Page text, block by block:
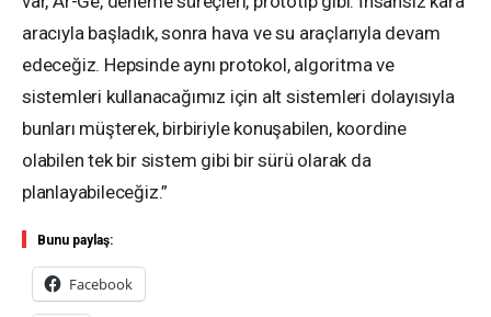
aracıyla başladık, sonra hava ve su araçlarıyla devam
edeceğiz. Hepsinde aynı protokol, algoritma ve
sistemleri kullanacağımız için alt sistemleri dolayısıyla
bunları müşterek, birbiriyle konuşabilen, koordine
olabilen tek bir sistem gibi bir sürü olarak da
planlayabileceğiz.”
Bunu paylaş:
Facebook